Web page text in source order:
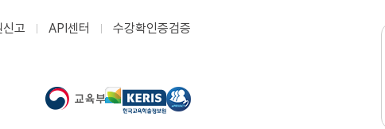
고 API센터 수강확인증검증